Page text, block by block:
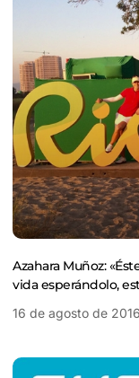
Azahara Muñoz:
vida esperándolo,
16 de agosto de 2016